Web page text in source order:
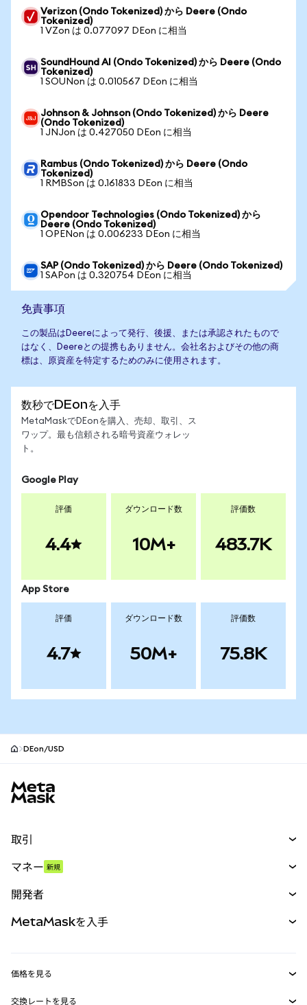
Verizon (Ondo Tokenized) から Deere (Ondo
Tokenized)
1 VZon は 0.077097 DEon に相当
SoundHound AI (Ondo Tokenized) から Deere (Ondo
Tokenized)
1 SOUNon は 0.010567 DEon に相当
Johnson & Johnson (Ondo Tokenized) から Deere
(Ondo Tokenized)
1 JNJon は 0.427050 DEon に相当
Rambus (Ondo Tokenized) から Deere (Ondo
Tokenized)
1 RMBSon は 0.161833 DEon に相当
Opendoor Technologies (Ondo Tokenized) から
Deere (Ondo Tokenized)
1 OPENon は 0.006233 DEon に相当
SAP (Ondo Tokenized) から Deere (Ondo Tokenized)
1 SAPon は 0.320754 DEon に相当
免責事項
この製品はDeereによって発行、後援、または承認されたもので
はなく、Deereとの提携もありません。会社名およびその他の商
標は、原資産を特定するためのみに使用されます。
数秒でDEonを入手
MetaMaskでDEonを購入、売却、取引、ス
ワップ。最も信頼される暗号資産ウォレッ
ト。
Google Play
評価
4.4
ダウンロード数
10M+
評価数
483.7K
App Store
評価
4.7
ダウンロード数
50M+
評価数
75.8K
DEon/USD
取引
パーペチュアル
RWA
マネー 新規
開発者
MetaMaskを入手
価格を見る
交換レートを見る